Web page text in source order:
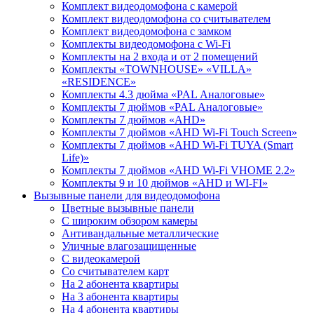
Комплект видеодомофона с камерой
Комплект видеодомофона со считывателем
Комплект видеодомофона c замком
Комплекты видеодомофона с Wi-Fi
Комплекты на 2 входа и от 2 помещений
Комплекты «TOWNHOUSE» «VILLA»
«RESIDENCE»
Комплекты 4.3 дюйма «PAL Аналоговые»
Комплекты 7 дюймов «PAL Аналоговые»
Комплекты 7 дюймов «AHD»
Комплекты 7 дюймов «AHD Wi-Fi Touch Screen»
Комплекты 7 дюймов «AHD Wi-Fi TUYA (Smart
Life)»
Комплекты 7 дюймов «AHD Wi-Fi VHOME 2.2»
Комплекты 9 и 10 дюймов «AHD и WI-FI»
Вызывные панели для видеодомофона
Цветные вызывные панели
С широким обзором камеры
Антивандальные металлические
Уличные влагозащищенные
С видеокамерой
Со считывателем карт
На 2 абонента квартиры
На 3 абонента квартиры
На 4 абонента квартиры